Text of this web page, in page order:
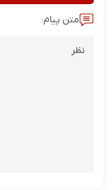
متن پیام: